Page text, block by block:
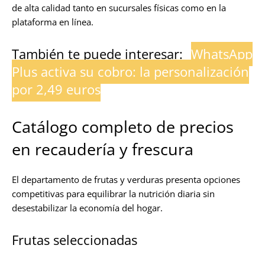
de alta calidad tanto en sucursales físicas como en la
plataforma en línea.
También te puede interesar: WhatsApp
Plus activa su cobro: la personalización
por 2,49 euros
Catálogo completo de precios
en recaudería y frescura
El departamento de frutas y verduras presenta opciones
competitivas para equilibrar la nutrición diaria sin
desestabilizar la economía del hogar.
Frutas seleccionadas